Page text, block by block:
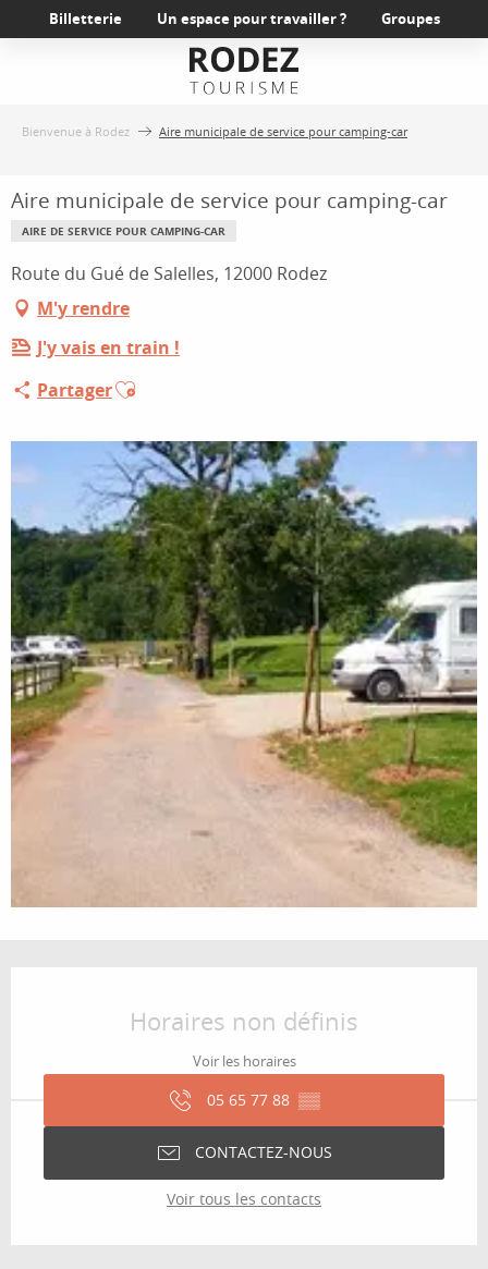
au
Billetterie Un espace pour travailler ? Groupes
Bienvenue à Rodez Aire municipale de service pour camping-car
Aire municipale de service pour camping-car
AIRE DE SERVICE POUR CAMPING-CAR
Route du Gué de Salelles, 12000 Rodez
M'y rendre
J'y vais en train !
PartagerAjouter aux favoris
Horaires non définis
Voir les horaires
05 65 77 88 ▒▒
CONTACTEZ-NOUS
Voir tous les contacts